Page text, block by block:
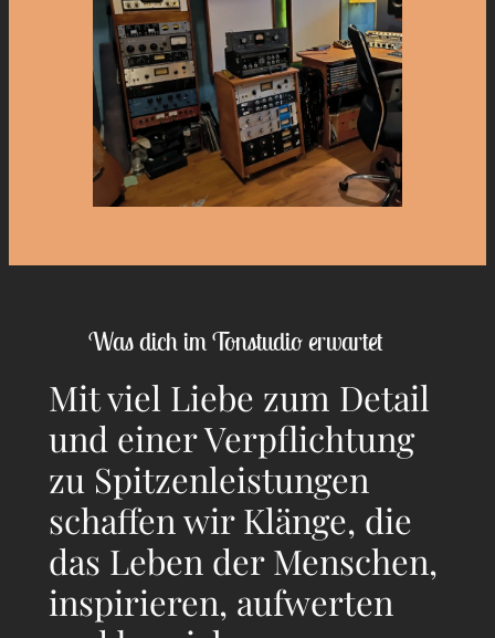
Was dich im Tonstudio erwartet
Mit viel Liebe zum Detail
und einer Verpflichtung
zu Spitzenleistungen
schaffen wir Klänge, die
das Leben der Menschen,
inspirieren, aufwerten